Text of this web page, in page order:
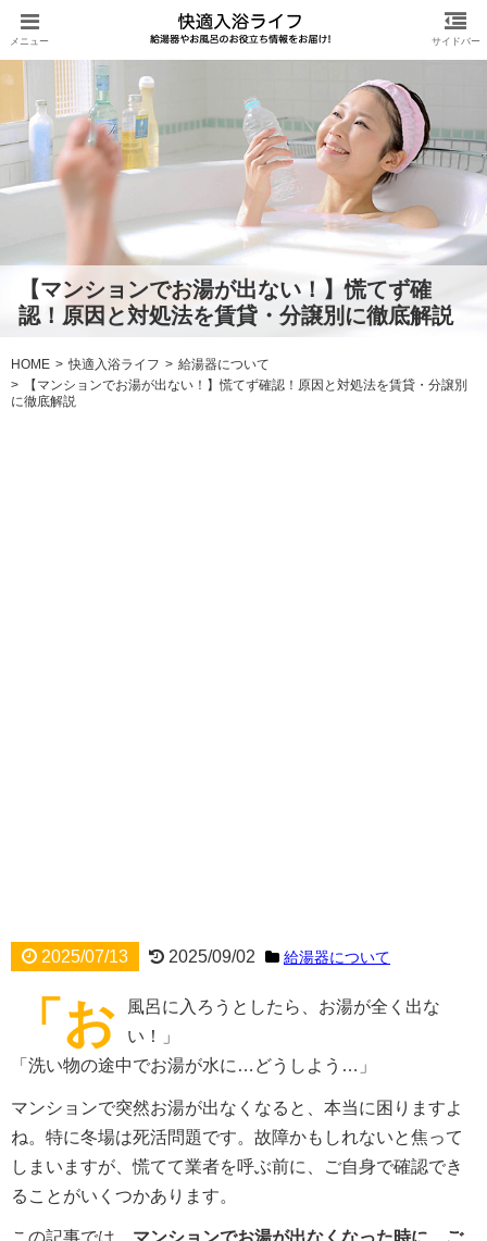
【マンションでお湯が出ない！】慌てず確
認！原因と対処法を賃貸・分譲別に徹底解説
HOME 快適入浴ライフ
給湯器について
【マンションでお湯が出ない！】慌てず確認！原因と対処法を賃貸・分譲別
に徹底解説
2025/07/13 2025/09/02 給湯器について
「お
風呂に入ろうとしたら、お湯が全く出な
い！」
「洗い物の途中でお湯が水に…どうしよう…」
マンションで突然お湯が出なくなると、本当に困りますよ
ね。特に冬場は死活問題です。故障かもしれないと焦って
しまいますが、慌てて業者を呼ぶ前に、ご自身で確認でき
ることがいくつかあります。
この記事では、 マンションでお湯が出なくなった時に、ご